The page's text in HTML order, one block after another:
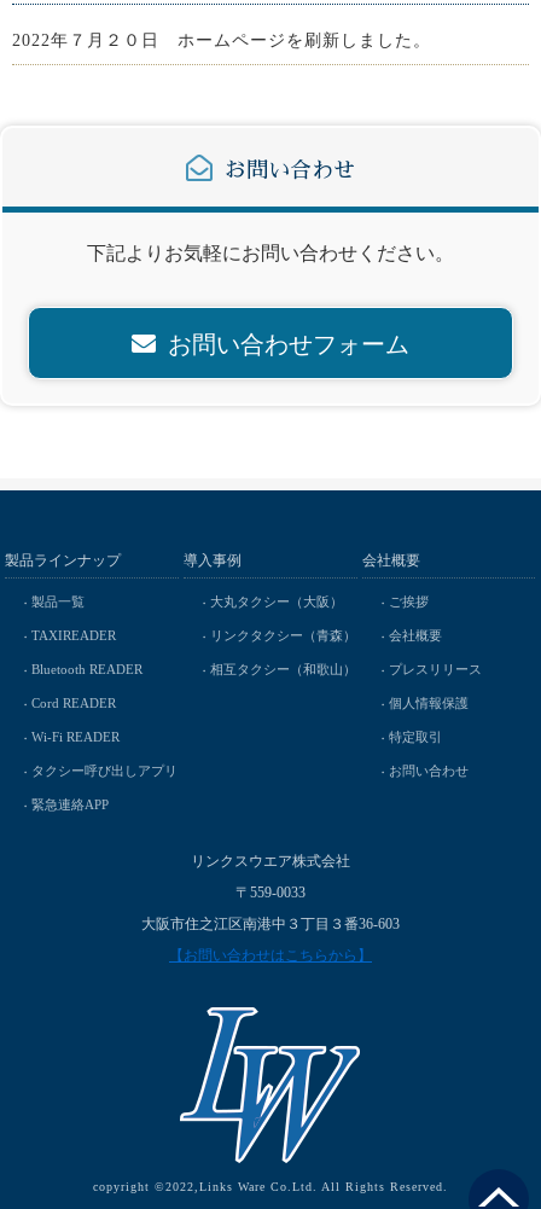
2022年７月２０日 ホームページを刷新しました。
お問い合わせ
下記よりお気軽にお問い合わせください。
お問い合わせフォーム
製品ラインナップ
製品一覧
TAXIREADER
Bluetooth READER
Cord READER
Wi-Fi READER
タクシー呼び出しアプリ
緊急連絡APP
導入事例
大丸タクシー（大阪）
リンクタクシー（青森）
相互タクシー（和歌山）
会社概要
ご挨拶
会社概要
プレスリリース
個人情報保護
特定取引
お問い合わせ
リンクスウエア株式会社
〒559-0033
大阪市住之江区南港中３丁目３番36-603
【お問い合わせはこちらから】
copyright ©2022,Links Ware Co.Ltd. All Rights Reserved.